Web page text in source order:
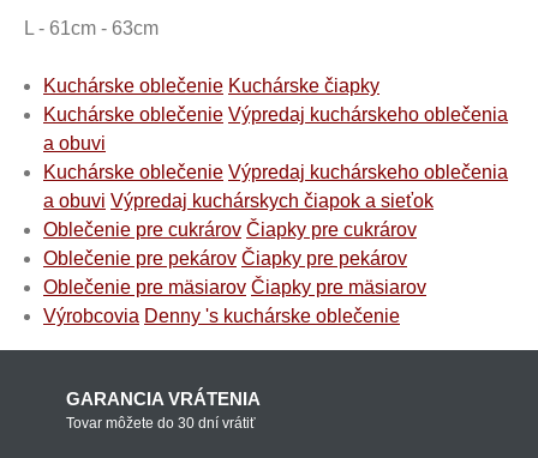
L - 61cm - 63cm
Kuchárske oblečenie Kuchárske čiapky
Kuchárske oblečenie Výpredaj kuchárskeho oblečenia
a obuvi
Kuchárske oblečenie Výpredaj kuchárskeho oblečenia
a obuvi Výpredaj kuchárskych čiapok a sieťok
Oblečenie pre cukrárov Čiapky pre cukrárov
Oblečenie pre pekárov Čiapky pre pekárov
Oblečenie pre mäsiarov Čiapky pre mäsiarov
Výrobcovia Denny 's kuchárske oblečenie
GARANCIA VRÁTENIA
Tovar môžete do 30 dní vrátiť